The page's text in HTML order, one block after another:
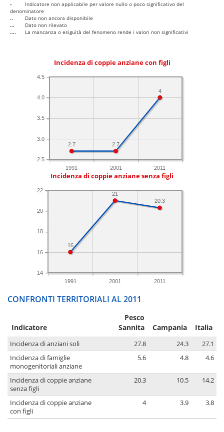
-
Indicatore non applicabile per valore nullo o poco significativo del
denominatore
..
Dato non ancora disponibile
...
Dato non rilevato
....
La mancanza o esiguità del fenomeno rende i valori non significativi
Incidenza di coppie anziane con figli
1991 2001 2011
2.5
3.0
3.5
4.0
4.5
4
2.7
2.7
Incidenza di coppie anziane senza figli
1991 2001 2011
14
16
18
20
22
20.3
21
16
CONFRONTI TERRITORIALI AL 2011
Indicatore
Pesco
Sannita
Campania Italia
Incidenza di anziani soli 27.8 24.3
27.1
Incidenza di famiglie
monogenitoriali anziane
5.6 4.8 4.6
Incidenza di coppie anziane
senza figli
20.3 10.5 14.2
Incidenza di coppie anziane
con figli
4 3.9 3.8